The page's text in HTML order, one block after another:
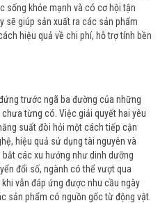
sống khỏe mạnh và có cơ hội tận
sẽ giúp sản xuất ra các sản phẩm
hiệu quả về chi phí, hỗ trợ tính bền
trước ngã ba đường của những
từng có. Việc giải quyết hai yêu
suất đòi hỏi một cách tiếp cận
hiệu quả sử dụng tài nguyên và
các xu hướng như dinh dưỡng
đổi số, ngành có thể vượt qua
vẫn đáp ứng được nhu cầu ngày
sản phẩm có nguồn gốc từ động vật.